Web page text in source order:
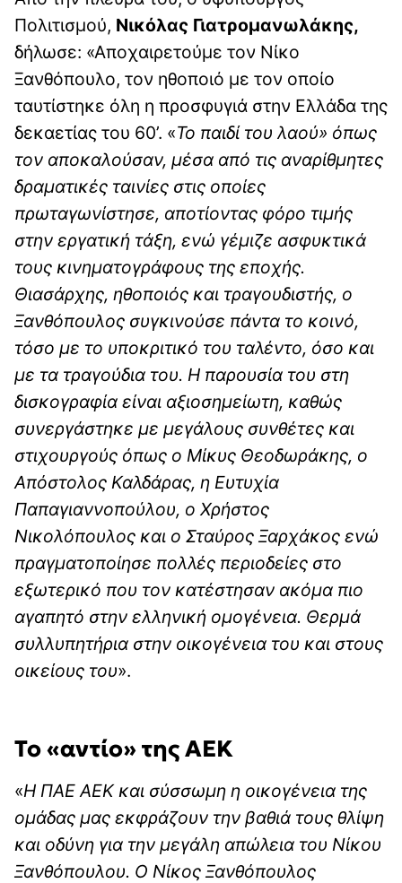
Πολιτισμού, Νικόλας Γιατρομανωλάκης,
δήλωσε: «Αποχαιρετούμε τον Νίκο
Ξανθόπουλο, τον ηθοποιό με τον οποίο
ταυτίστηκε όλη η προσφυγιά στην Ελλάδα της
δεκαετίας του 60’. «Το παιδί του λαού» όπως
τον αποκαλούσαν, μέσα από τις αναρίθμητες
δραματικές ταινίες στις οποίες
πρωταγωνίστησε, αποτίοντας φόρο τιμής
στην εργατική τάξη, ενώ γέμιζε ασφυκτικά
τους κινηματογράφους της εποχής.
Θιασάρχης, ηθοποιός και τραγουδιστής, ο
Ξανθόπουλος συγκινούσε πάντα το κοινό,
τόσο με το υποκριτικό του ταλέντο, όσο και
με τα τραγούδια του. Η παρουσία του στη
δισκογραφία είναι αξιοσημείωτη, καθώς
συνεργάστηκε με μεγάλους συνθέτες και
στιχουργούς όπως ο Μίκυς Θεοδωράκης, ο
Απόστολος Καλδάρας, η Ευτυχία
Παπαγιαννοπούλου, ο Χρήστος
Νικολόπουλος και ο Σταύρος Ξαρχάκος ενώ
πραγματοποίησε πολλές περιοδείες στο
εξωτερικό που τον κατέστησαν ακόμα πιο
αγαπητό στην ελληνική ομογένεια. Θερμά
συλλυπητήρια στην οικογένεια του και στους
οικείους του».
Το «αντίο» της ΑΕΚ
«Η ΠΑΕ ΑΕΚ και σύσσωμη η οικογένεια της
ομάδας μας εκφράζουν την βαθιά τους θλίψη
και οδύνη για την μεγάλη απώλεια του Νίκου
Ξανθόπουλου. Ο Νίκος Ξανθόπουλος